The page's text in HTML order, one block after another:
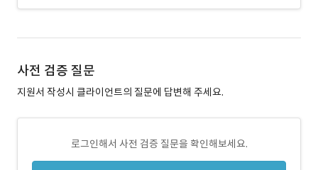
사전 검증 질문
지원서 작성시 클라이언트의 질문에 답변해 주세요.
로그인해서 사전 검증 질문을 확인해보세요.